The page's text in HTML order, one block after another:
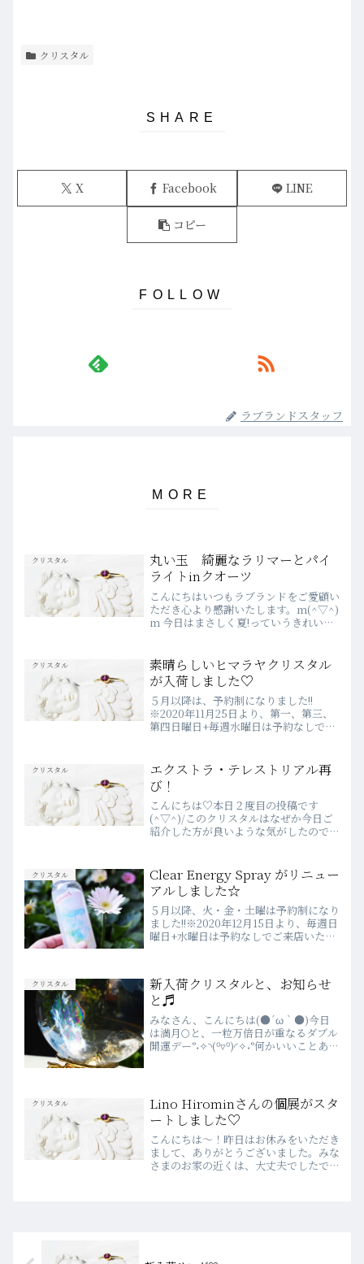
クリスタル
X Facebook LINE
コピー
ラブランドスタッフ
クリスタル
丸い玉 綺麗なラリマーとパイ
ライトinクオーツ
こんにちはいつもラブランドをご愛顧い
ただき心より感謝いたします。ｍ(^▽^)
ｍ 今日はまさしく夏!っていうきれいな
い 綺麗な空のようでもあるし、濃い青
は深い海のよう。そ...
クリスタル
素晴らしいヒマラヤクリスタル
が入荷しました♡
５月以降は、予約制になりました!!
※2020年11月25日より、第一、第三、
第四日曜日+毎週水曜日は予約なしでご
詳細は、こちらをご確認ください♪💗
2020年４月よりWEB...
クリスタル
エクストラ・テレストリアル再
び！
こんにちは♡本日２度目の投稿です
(^▽^)/このクリスタルはなぜか今日ご
紹介した方が良いような気がしたので、
産レムリアンシードのET（エクスト
ラ・テレストリアル）です！...
クリスタル
Clear Energy Spray がリニュー
アルしました☆
５月以降、火・金・土曜は予約制になり
ました!!※2020年12月15日より、毎週日
曜日+水曜日は予約なしでご来店いただ
をご確認ください♪💗2020年４月より
WEBSH...
クリスタル
新入荷クリスタルと、お知らせ
と♬
みなさん、こんにちは(●´ω｀●)今日
は満月🌕と、一粒万倍日が重なるダブル
開運デー°˖✧◝(⁰▿⁰)◜✧˖°何かいいことある
クリスタル
Lino Hirominさんの個展がスタ
ートしました♡
こんにちは～！昨日はお休みをいただき
まして、ありがとうございました。みな
さまのお家の近くは、大丈夫でしたでし